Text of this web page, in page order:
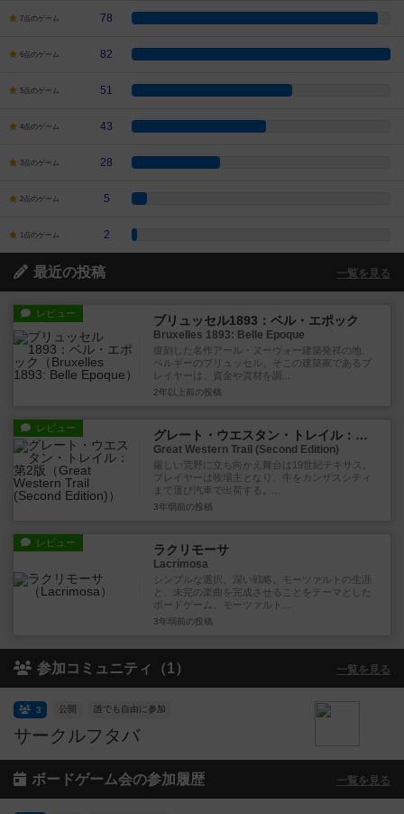
7点のゲーム 78
6点のゲーム 82
5点のゲーム 51
4点のゲーム 43
3点のゲーム 28
2点のゲーム 5
1点のゲーム 2
最近の投稿 一覧を見る
レビュー ブリュッセル1893：ベル・エポック
Bruxelles 1893: Belle Epoque
復刻した名作アール・ヌーヴォー建築発祥の地、
ベルギーのブリュッセル。そこの建築家であるプ
レイヤーは、資金や資材を調...
2年以上前 の投稿
レビュー グレート・ウエスタン・トレイル：第2版
Great Western Trail (Second Edition)
厳しい荒野に立ち向かえ舞台は19世紀テキサス。
プレイヤーは牧場主となり、牛をカンザスシティ
まで運び汽車で出荷する。...
3年弱前 の投稿
レビュー ラクリモーサ
Lacrimosa
シンプルな選択。深い戦略。モーツァルトの生涯
と、未完の楽曲を完成させることをテーマとした
ボードゲーム。モーツァルト...
3年弱前 の投稿
参加コミュニティ（1） 一覧を見る
サークルフタバ
公開 誰でも自由に参加
3
ボードゲーム会の参加履歴 一覧を見る